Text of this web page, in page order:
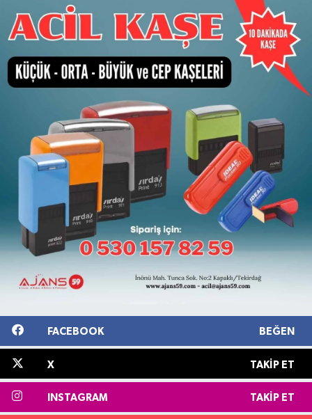
FACEBOOK BEĞEN
X TAKIP ET
INSTAGRAM TAKIP ET